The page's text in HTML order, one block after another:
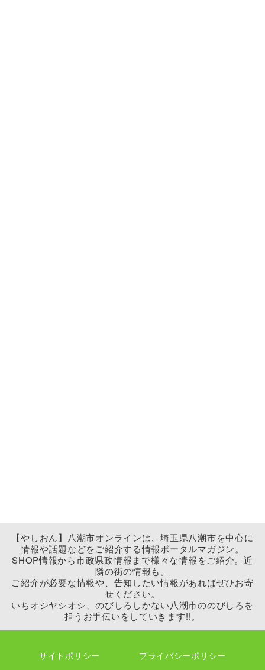
【やしおん】八潮市オンラインは、埼玉県八潮市を中心に
情報や話題などをご紹介する情報ポータルマガジン。
SHOP情報から市政県政情報まで様々な情報をご紹介。近
隣の街の情報も。
ご紹介が必要な情報や、告知したい情報があればぜひお寄
せください。
いちオシヤシオシ、のびしろしかない八潮市ののびしろを
担うお手伝いをしていきます!!。
サイトポリシー プライバシーポリシー